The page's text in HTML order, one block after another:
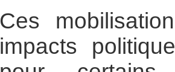
Ces
impacts